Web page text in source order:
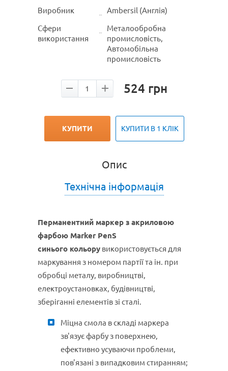
Виробник Ambersil (Англія)
Сфери
використання
Металообробна
промисловість,
Автомобільна
промисловість
524 грн
КУПИТИ КУПИТИ В 1 КЛІК
Опис
Технічна інформація
Перманентний маркер з акриловою
фарбою Marker PenS
синього кольору використовується для
маркування з номером партії та ін. при
обробці металу, виробництві,
електроустановках, будівництві,
зберіганні елементів зі сталі.
Міцна смола в складі маркера
зв'язує фарбу з поверхнею,
ефективно усуваючи проблеми,
пов'язані з випадковим стиранням;